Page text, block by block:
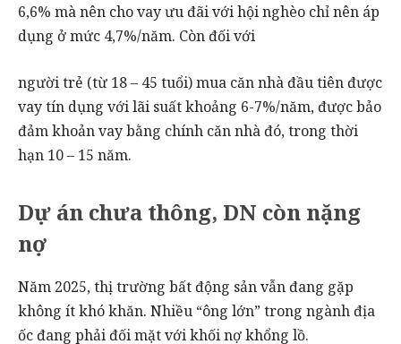
6,6% mà nên cho vay ưu đãi với hội nghèo chỉ nên áp
dụng ở mức 4,7%/năm. Còn đối với
người trẻ (từ 18 – 45 tuổi) mua căn nhà đầu tiên được
vay tín dụng với lãi suất khoảng 6-7%/năm, được bảo
đảm khoản vay bằng chính căn nhà đó, trong thời
hạn 10 – 15 năm.
Dự án chưa thông, DN còn nặng
nợ
Năm 2025, thị trường bất động sản vẫn đang gặp
không ít khó khăn. Nhiều “ông lớn” trong ngành địa
ốc đang phải đối mặt với khối nợ khổng lồ.